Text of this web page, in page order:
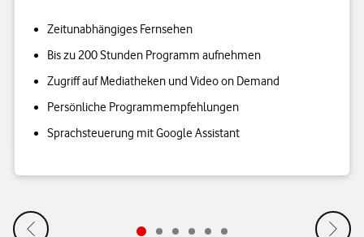
Zeitunabhängiges Fernsehen
Bis zu 200 Stunden Programm aufnehmen
Zugriff auf Mediatheken und Video on Demand
Persönliche Programmempfehlungen
Sprachsteuerung mit Google Assistant